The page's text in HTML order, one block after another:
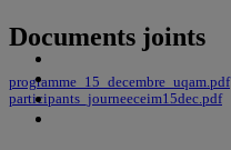
Documents joints
programme_15_decembre_uqam.pdf
participants_journeeceim15dec.pdf